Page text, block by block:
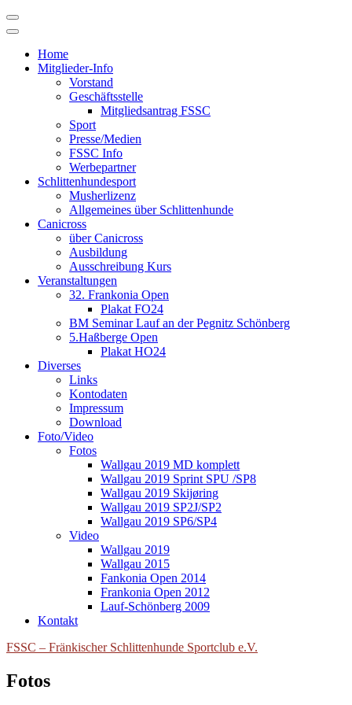
Skip
to
Home
Mitglieder-Info
Vorstand
Geschäftsstelle
Mitgliedsantrag FSSC
Sport
Presse/Medien
FSSC Info
Werbepartner
Schlittenhundesport
Musherlizenz
Allgemeines über Schlittenhunde
Canicross
über Canicross
Ausbildung
Ausschreibung Kurs
Veranstaltungen
32. Frankonia Open
Plakat FO24
BM Seminar Lauf an der Pegnitz Schönberg
5.Haßberge Open
Plakat HO24
Diverses
Links
Kontodaten
Impressum
Download
Foto/Video
Fotos
Wallgau 2019 MD komplett
Wallgau 2019 Sprint SPU /SP8
Wallgau 2019 Skijøring
Wallgau 2019 SP2J/SP2
Wallgau 2019 SP6/SP4
Video
Wallgau 2019
Wallgau 2015
Fankonia Open 2014
Frankonia Open 2012
Lauf-Schönberg 2009
Kontakt
FSSC – Fränkischer Schlittenhunde Sportclub e.V.
Fotos